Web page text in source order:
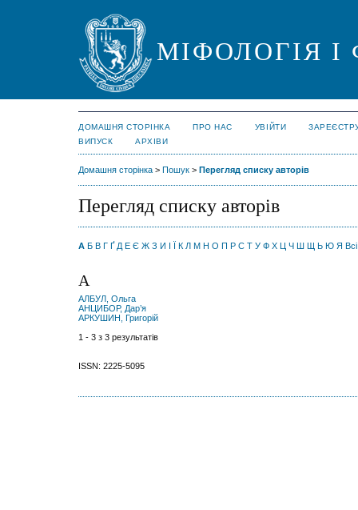
МІФОЛОГІЯ
ДОМАШНЯ СТОРІНКА ПРО НАС УВІЙТИ
ВИПУСК
АРХІВИ
Домашня сторінка > Пошук > Перегляд списку авторів
Перегляд списку авторів
А Б В Г Ґ Д Е Є Ж З И І Ї К Л М Н О П Р С Т У Ф Х Ц Ч Ш Щ Ь Ю Я Всі
А
АЛБУЛ, Ольга
АНЦИБОР, Дар’я
АРКУШИН, Григорій
1 - 3 з 3 результатів
ISSN: 2225-5095